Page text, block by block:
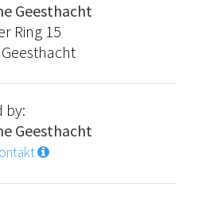
Geesthacht
Ring 15
by:
Geesthacht